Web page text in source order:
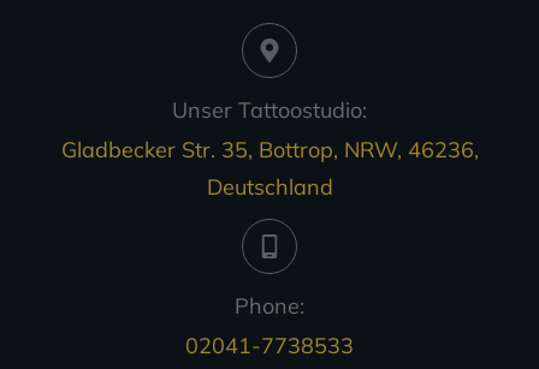
Unser Tattoostudio:
Gladbecker Str. 35, Bottrop, NRW, 46236,
Deutschland
Phone:
02041-7738533